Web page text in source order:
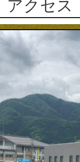
アクセス